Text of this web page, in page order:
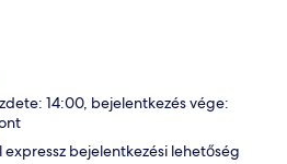
14:00, bejelentkezés vége:
expressz bejelentkezési lehetőség